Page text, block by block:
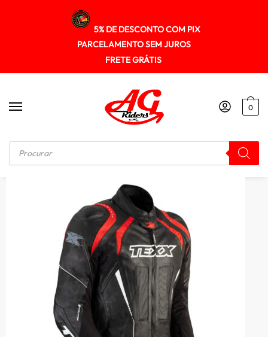
5% DE DESCONTO COM PIX
PARCELAMENTO SEM JUROS
FRETE GRÁTIS
0
Início / JAQUETA Jaqueta Texx Sniper V2 Motociclista Pt E Vm Couro Pista